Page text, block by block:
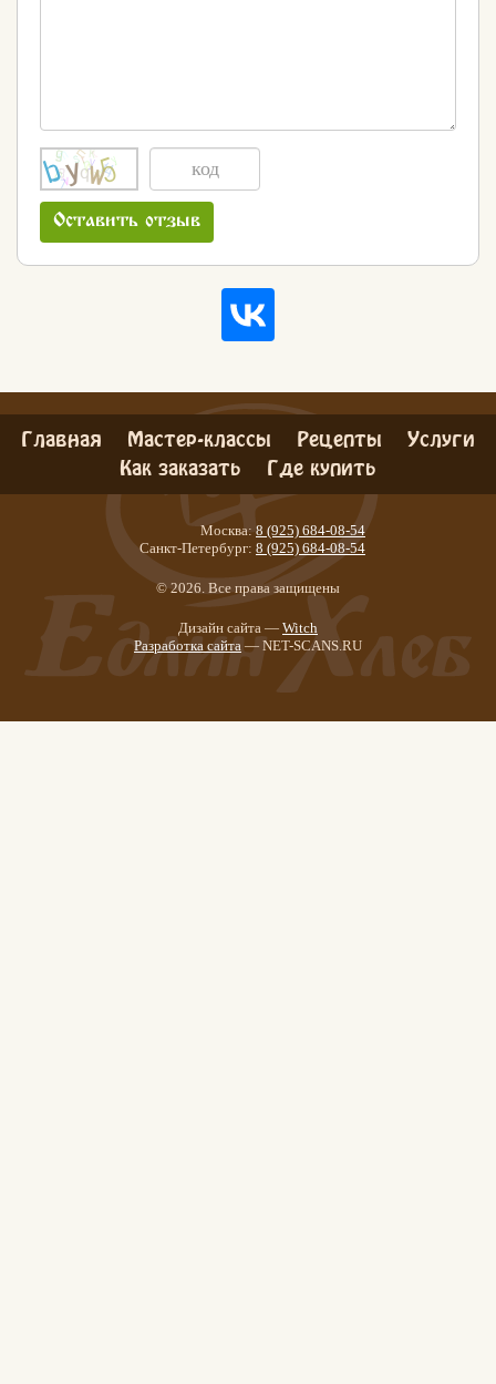
Оставить отзыв
Главная Мастер-классы Рецепты Услуги
Как заказать Где купить
Москва: 8 (925) 684-08-54
Санкт-Петербург: 8 (925) 684-08-54
© 2026. Все права защищены
Дизайн сайта — Witch
Разработка сайта — NET-SCANS.RU